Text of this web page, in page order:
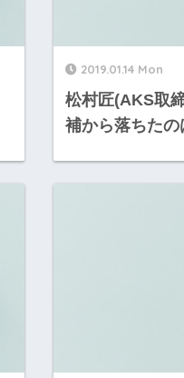
2019.01.14 Mon
松村匠(AKS取
補から落ちたの